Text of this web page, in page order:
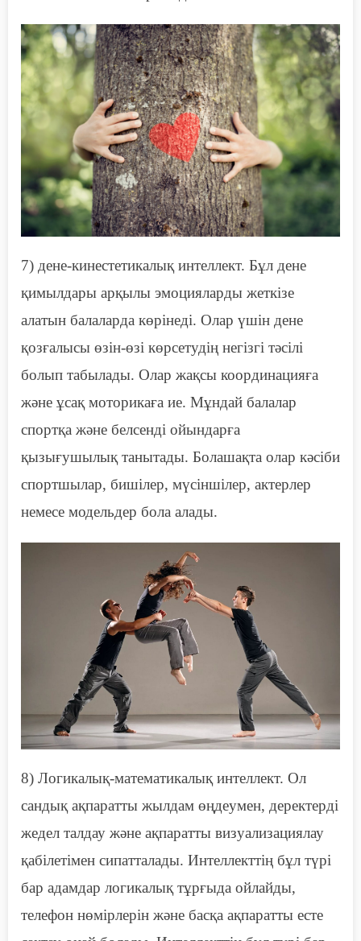
7) дене-кинестетикалық интеллект. Бұл дене
қимылдары арқылы эмоцияларды жеткізе
алатын балаларда көрінеді. Олар үшін дене
қозғалысы өзін-өзі көрсетудің негізгі тәсілі
болып табылады. Олар жақсы координацияға
және ұсақ моторикаға ие. Мұндай балалар
спортқа және белсенді ойындарға
қызығушылық танытады. Болашақта олар кәсіби
спортшылар, бишілер, мүсіншілер, актерлер
немесе модельдер бола алады.
8) Логикалық-математикалық интеллект. Ол
сандық ақпаратты жылдам өңдеумен, деректерді
жедел талдау және ақпаратты визуализациялау
қабілетімен сипатталады. Интеллекттің бұл түрі
бар адамдар логикалық тұрғыда ойлайды,
телефон нөмірлерін және басқа ақпаратты есте